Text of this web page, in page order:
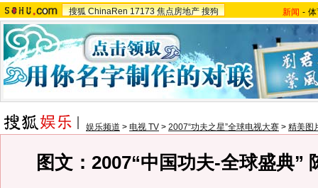
搜狐 ChinaRen 17173 焦点房地产 搜狗 新闻 -
娱乐频道 > 电视 TV > 2007“功夫之星”全球电视大赛 > 精美图
图文：2007“中国功夫-全球盛典”